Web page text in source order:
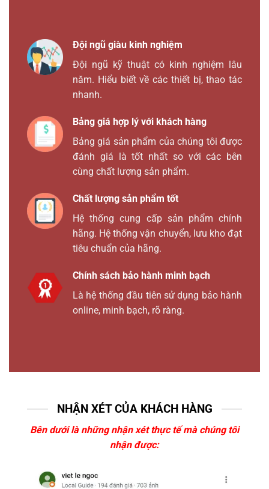
Đội ngũ giàu kinh nghiệm
Đội ngũ kỹ thuật có kinh nghiệm lâu
năm. Hiểu biết về các thiết bị, thao tác
nhanh.
Bảng giá hợp lý với khách hàng
Bảng giá sản phẩm của chúng tôi được
đánh giá là tốt nhất so với các bên
cùng chất lượng sản phẩm.
Chất lượng sản phẩm tốt
Hệ thống cung cấp sản phẩm chính
hãng. Hệ thống vận chuyển, lưu kho đạt
tiêu chuẩn của hãng.
Chính sách bảo hành minh bạch
Là hệ thống đầu tiên sử dụng bảo hành
online, minh bạch, rõ ràng.
NHẬN XÉT CỦA KHÁCH HÀNG
Bên dưới là những nhận xét thực tế mà chúng tôi
nhận được: